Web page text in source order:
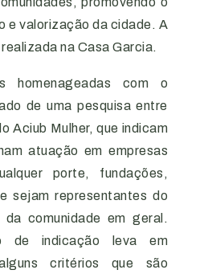
e valorização da cidade. A
na Casa Garcia.
homenageadas com o
de uma pesquisa entre
Aciub Mulher, que indicam
atuação em empresas
porte, fundações,
sejam representantes do
comunidade em geral.
de indicação leva em
critérios que são